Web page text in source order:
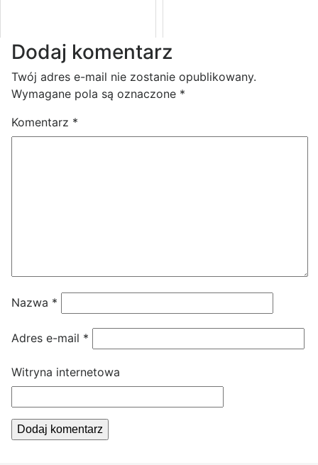
Dodaj komentarz
Twój adres e-mail nie zostanie opublikowany.
Wymagane pola są oznaczone *
Komentarz *
Nazwa *
Adres e-mail *
Witryna internetowa